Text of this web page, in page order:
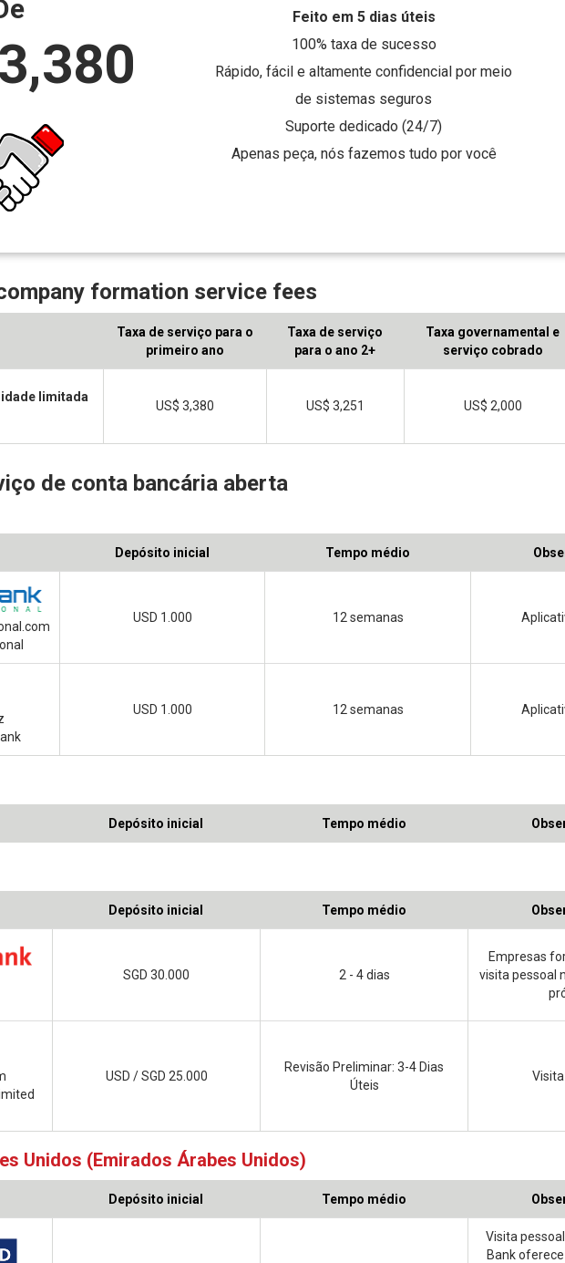
Feito em 5 dias úteis
100% taxa de sucesso
Rápido, fácil e altamente confidencial por meio
de sistemas seguros
Suporte dedicado (24/7)
Apenas peça, nós fazemos tudo por você
formation service fees
Taxa de serviço para o
primeiro ano
Taxa de serviço
para o ano 2+
Taxa governamental e
serviço cobrado
limitada
US$ 3,380 US$ 3,251 US$ 2,000
de conta bancária aberta
Depósito inicial Tempo médio
USD 1.000 12 semanas
USD 1.000 12 semanas
Depósito inicial Tempo médio
Depósito inicial Tempo médio
SGD 30.000 2 - 4 dias
Empresas
visita pessoal
USD / SGD 25.000
Revisão Preliminar: 3-4 Dias
Úteis
Visita
Unidos (Emirados Árabes Unidos)
Depósito inicial Tempo médio
Visita
Bank